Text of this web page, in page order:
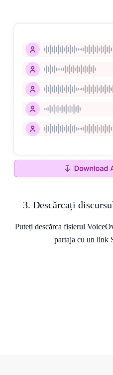
3. Descărcați
Puteți descărca fișierul
partaja cu un link